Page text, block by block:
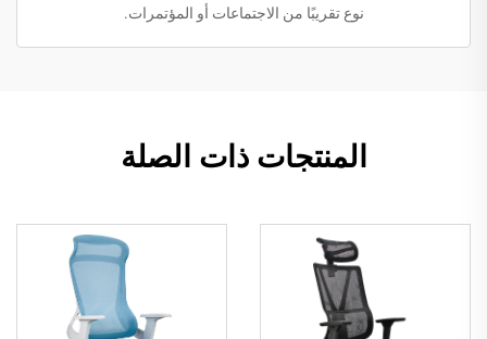
نوع تقريبًا من الاجتماعات أو المؤتمرات.
المنتجات ذات الصلة